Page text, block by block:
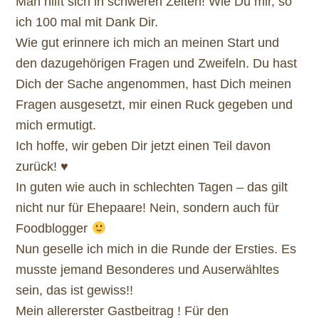
ich 100 mal mit Dank Dir.
Wie gut erinnere ich mich an meinen Start und
den dazugehörigen Fragen und Zweifeln. Du hast
Dich der Sache angenommen, hast Dich meinen
Fragen ausgesetzt, mir einen Ruck gegeben und
mich ermutigt.
Ich hoffe, wir geben Dir jetzt einen Teil davon
zurück! ♥
In guten wie auch in schlechten Tagen – das gilt
nicht nur für Ehepaare! Nein, sondern auch für
Foodblogger
Nun geselle ich mich in die Runde der Ersties. Es
musste jemand Besonderes und Auserwähltes
sein, das ist gewiss!!
Mein allererster Gastbeitrag ! Für den